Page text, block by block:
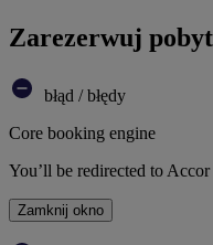
Zarezerwuj
błąd / błędy
Core booking engine
You’ll be redirected to
Zamknij okno